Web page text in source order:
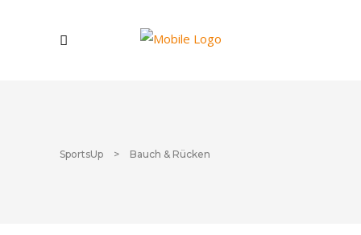
SportsUp > Bauch & Rücken